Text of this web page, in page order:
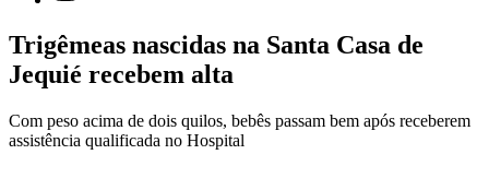
Trigêmeas nascidas na Santa Casa de
Jequié recebem alta
Com peso acima de dois quilos, bebês passam bem após receberem
assistência qualificada no Hospital